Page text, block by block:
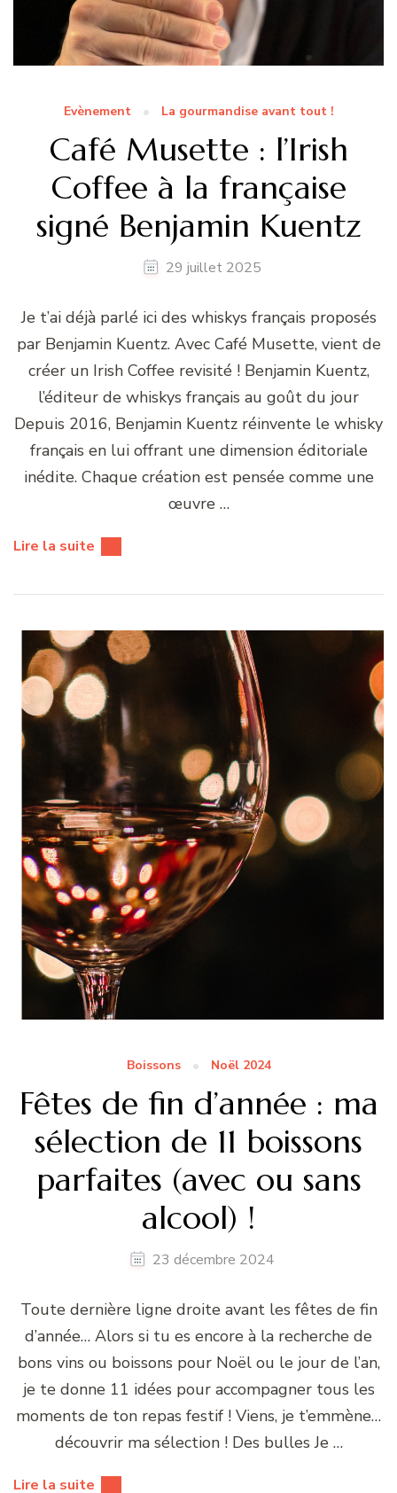
Evènement La gourmandise avant tout !
Café Musette : l’Irish
Coffee à la française
signé Benjamin Kuentz
29 juillet 2025
Je t’ai déjà parlé ici des whiskys français proposés
par Benjamin Kuentz. Avec Café Musette, vient de
créer un Irish Coffee revisité ! Benjamin Kuentz,
l’éditeur de whiskys français au goût du jour
Depuis 2016, Benjamin Kuentz réinvente le whisky
français en lui offrant une dimension éditoriale
inédite. Chaque création est pensée comme une
œuvre …
Lire la suite
Boissons Noël 2024
Fêtes de fin d’année : ma
sélection de 11 boissons
parfaites (avec ou sans
alcool) !
23 décembre 2024
Toute dernière ligne droite avant les fêtes de fin
d’année… Alors si tu es encore à la recherche de
bons vins ou boissons pour Noël ou le jour de l’an,
je te donne 11 idées pour accompagner tous les
moments de ton repas festif ! Viens, je t’emmène…
découvrir ma sélection ! Des bulles Je …
Lire la suite